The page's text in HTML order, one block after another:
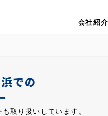
会社紹介
での
取り扱いしています。